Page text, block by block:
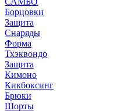
Борцовки
Защита
Снаряды
Форма
Тхэквондо
Защита
Кимоно
Кикбоксинг
Брюки
Шорты